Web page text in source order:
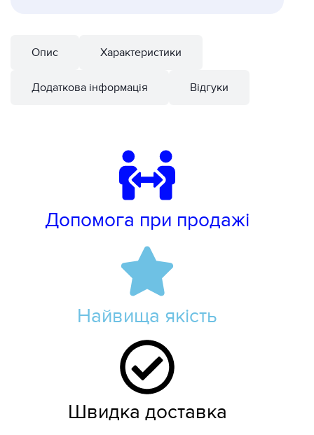
Опис Характеристики
Додаткова інформація Відгуки
Допомога при продажі
Найвища якість
Швидка доставка